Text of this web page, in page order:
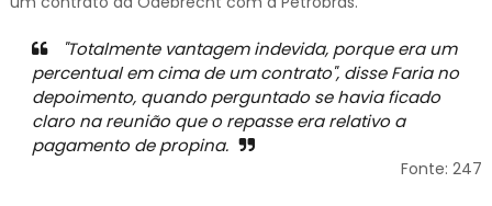
"Totalmente vantagem indevida, porque era um
percentual em cima de um contrato", disse Faria no
depoimento, quando perguntado se havia ficado
claro na reunião que o repasse era relativo a
pagamento de propina.
Fonte: 247